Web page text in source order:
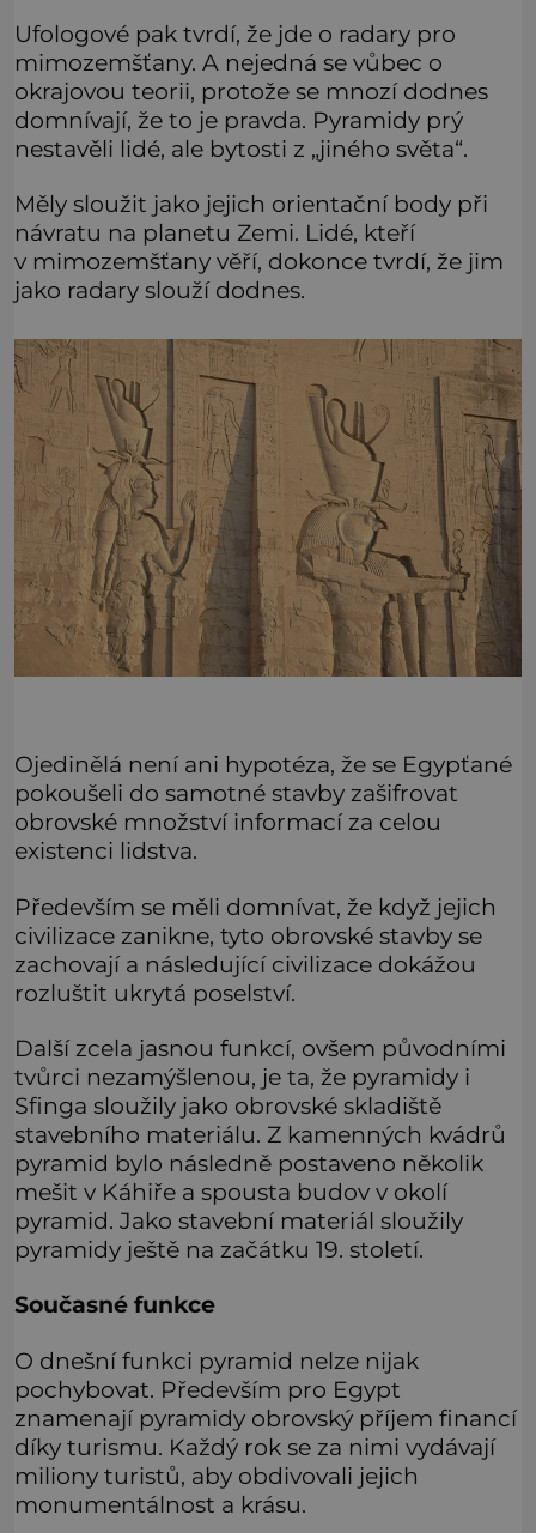
Ufologové pak tvrdí, že jde o radary pro
mimozemšťany. A nejedná se vůbec o
okrajovou teorii, protože se mnozí dodnes
domnívají, že to je pravda. Pyramidy prý
nestavěli lidé, ale bytosti z „jiného světa“.
Měly sloužit jako jejich orientační body při
návratu na planetu Zemi. Lidé, kteří
v mimozemšťany věří, dokonce tvrdí, že jim
jako radary slouží dodnes.
Ojedinělá není ani hypotéza, že se Egypťané
pokoušeli do samotné stavby zašifrovat
obrovské množství informací za celou
existenci lidstva.
Především se měli domnívat, že když jejich
civilizace zanikne, tyto obrovské stavby se
zachovají a následující civilizace dokážou
rozluštit ukrytá poselství.
Další zcela jasnou funkcí, ovšem původními
tvůrci nezamýšlenou, je ta, že pyramidy i
Sfinga sloužily jako obrovské skladiště
stavebního materiálu. Z kamenných kvádrů
pyramid bylo následně postaveno několik
mešit v Káhiře a spousta budov v okolí
pyramid. Jako stavební materiál sloužily
pyramidy ještě na začátku 19. století.
Současné funkce
O dnešní funkci pyramid nelze nijak
pochybovat. Především pro Egypt
znamenají pyramidy obrovský příjem financí
díky turismu. Každý rok se za nimi vydávají
miliony turistů, aby obdivovali jejich
monumentálnost a krásu.